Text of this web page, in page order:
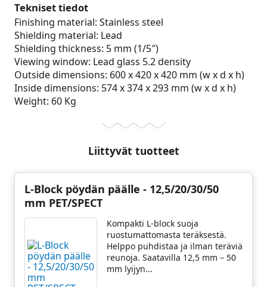
Tekniset tiedot
Finishing material: Stainless steel
Shielding material: Lead
Shielding thickness: 5 mm (1/5″)
Viewing window: Lead glass 5.2 density
Outside dimensions: 600 x 420 x 420 mm (w x d x h)
Inside dimensions: 574 x 374 x 293 mm (w x d x h)
Weight: 60 Kg
Liittyvät tuotteet
L-Block pöydän päälle - 12,5/20/30/50
mm PET/SPECT
Kompakti L-block suoja
ruostumattomasta teräksestä.
Helppo puhdistaa ja ilman teräviä
reunoja. Saatavilla 12,5 mm – 50
mm lyijyn...